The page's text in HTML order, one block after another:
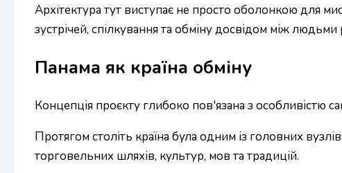
Архітектура тут виступає не просто оболонкою для
зустрічей, спілкування та обміну досвідом між
Панама як країна обміну
Концепція проєкту глибоко пов'язана з особливістю
Протягом століть країна була одним із головних
торговельних шляхів, культур, мов та традицій.